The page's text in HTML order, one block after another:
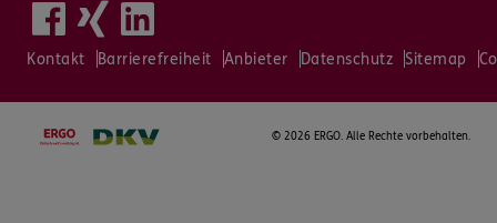
Kontakt Barrierefreiheit Anbieter Datenschutz Sitemap
© 2026 ERGO. Alle Rechte vorbehalten.